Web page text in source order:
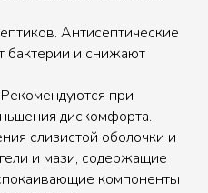
Антисептические
бактерии и снижают
при
дискомфорта.
слизистой оболочки и
и мази, содержащие
компоненты